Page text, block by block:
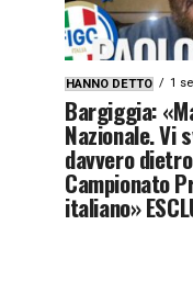
HANNO DETTO 1
Bargiggia:
Nazionale. Vi
davvero
Campionato
italiano»